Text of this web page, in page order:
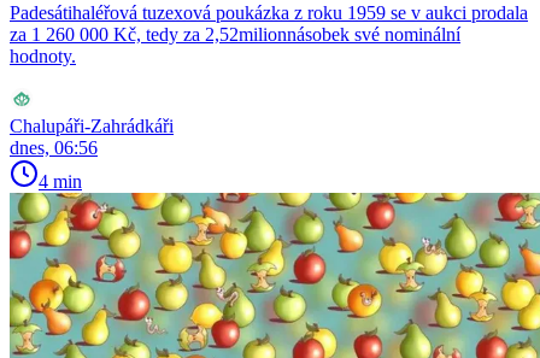
Padesátihaléřová tuzexová poukázka z roku 1959 se v aukci prodala
za 1 260 000 Kč, tedy za 2,52milionnásobek své nominální
hodnoty.
Chalupáři-Zahrádkáři
dnes, 06:56
4 min